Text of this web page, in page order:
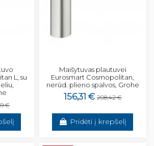
L, su
€
Maišytuvas plautuvei
Eurosmart Cosmopolitan,
nerūd. plieno spalvos, Grohe
156,31 € 208,42 €
Pridėti į krepšelį